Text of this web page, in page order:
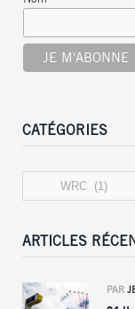
CATÉGORIES
Catégories
ARTICLES
PAR